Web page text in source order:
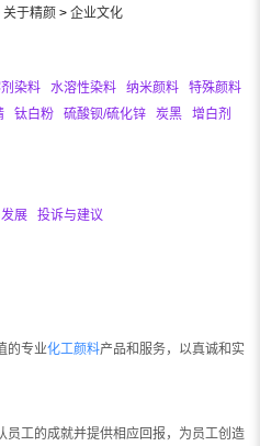
关于精颜 > 企业文化
染料 水溶性染料 纳米颜料
特殊颜料
钛白粉 硫酸钡/硫化锌 炭黑
增白剂
展 投诉与建议
的专业化工颜料产品和服务，以真诚和实
员工的成就并提供相应回报，为员工创造